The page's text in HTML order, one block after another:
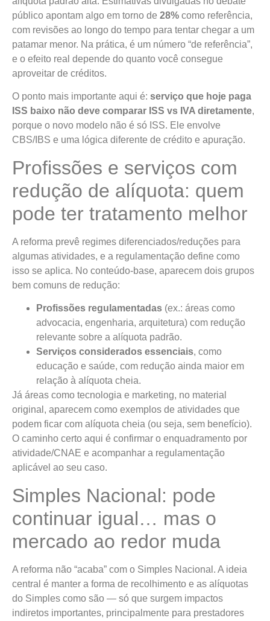
público apontam algo em torno de 28% como referência,
com revisões ao longo do tempo para tentar chegar a um
patamar menor. Na prática, é um número “de referência”,
e o efeito real depende do quanto você consegue
aproveitar de créditos.
O ponto mais importante aqui é: serviço que hoje paga
ISS baixo não deve comparar ISS vs IVA diretamente,
porque o novo modelo não é só ISS. Ele envolve
CBS/IBS e uma lógica diferente de crédito e apuração.
Profissões e serviços com
redução de alíquota: quem
pode ter tratamento melhor
A reforma prevê regimes diferenciados/reduções para
algumas atividades, e a regulamentação define como
isso se aplica. No conteúdo-base, aparecem dois grupos
bem comuns de redução:
Profissões regulamentadas (ex.: áreas como
advocacia, engenharia, arquitetura) com redução
relevante sobre a alíquota padrão.
Serviços considerados essenciais, como
educação e saúde, com redução ainda maior em
relação à alíquota cheia.
Já áreas como tecnologia e marketing, no material
original, aparecem como exemplos de atividades que
podem ficar com alíquota cheia (ou seja, sem benefício).
O caminho certo aqui é confirmar o enquadramento por
atividade/CNAE e acompanhar a regulamentação
aplicável ao seu caso.
Simples Nacional: pode
continuar igual… mas o
mercado ao redor muda
A reforma não “acaba” com o Simples Nacional. A ideia
central é manter a forma de recolhimento e as alíquotas
do Simples como são — só que surgem impactos
indiretos importantes, principalmente para prestadores